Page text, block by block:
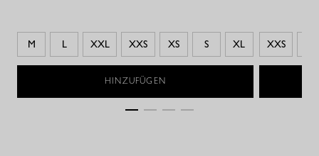
M L XXL XXS XS S XL
HINZUFÜGEN
XXS